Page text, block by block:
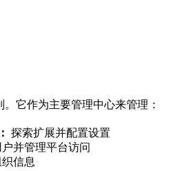
它作为主要管理中心来管理：
探索扩展并配置设置
并管理平台访问
信息